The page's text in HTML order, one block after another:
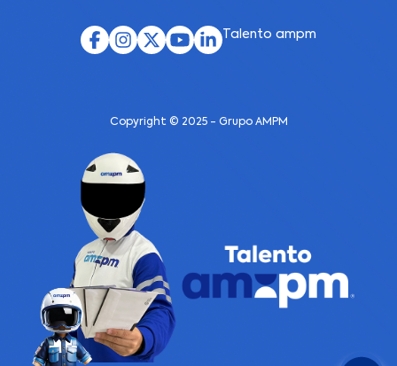
Talento ampm
Copyright © 2025 - Grupo AMPM